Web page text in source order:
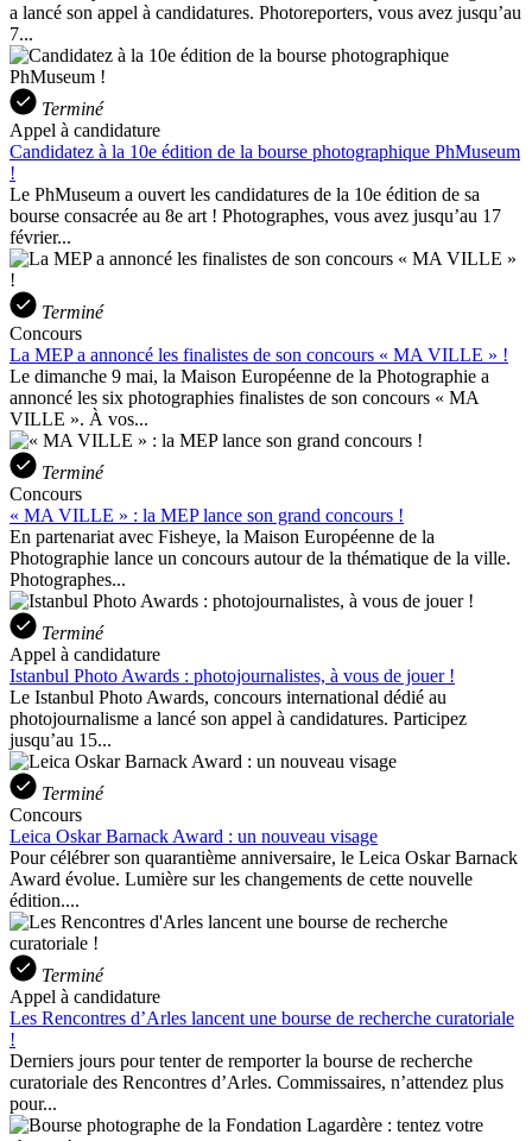
a lancé son appel à candidatures. Photoreporters, vous avez jusqu’au
7...
Terminé
Appel à candidature
Candidatez à la 10e édition de la bourse photographique PhMuseum
!
Le PhMuseum a ouvert les candidatures de la 10e édition de sa
bourse consacrée au 8e art ! Photographes, vous avez jusqu’au 17
février...
Terminé
Concours
La MEP a annoncé les finalistes de son concours « MA VILLE » !
Le dimanche 9 mai, la Maison Européenne de la Photographie a
annoncé les six photographies finalistes de son concours « MA
VILLE ». À vos...
Terminé
Concours
« MA VILLE » : la MEP lance son grand concours !
En partenariat avec Fisheye, la Maison Européenne de la
Photographie lance un concours autour de la thématique de la ville.
Photographes...
Terminé
Appel à candidature
Istanbul Photo Awards : photojournalistes, à vous de jouer !
Le Istanbul Photo Awards, concours international dédié au
photojournalisme a lancé son appel à candidatures. Participez
jusqu’au 15...
Terminé
Concours
Leica Oskar Barnack Award : un nouveau visage
Pour célébrer son quarantième anniversaire, le Leica Oskar Barnack
Award évolue. Lumière sur les changements de cette nouvelle
édition....
Terminé
Appel à candidature
Les Rencontres d’Arles lancent une bourse de recherche curatoriale
!
Derniers jours pour tenter de remporter la bourse de recherche
curatoriale des Rencontres d’Arles. Commissaires, n’attendez plus
pour...